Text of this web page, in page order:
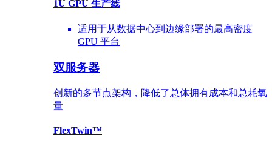
1U GPU 生产线
适用于从数据中心到边缘部署的最高密度
GPU 平台
双服务器
创新的多节点架构，降低了总体拥有成本和总耗氧
量
FlexTwin™